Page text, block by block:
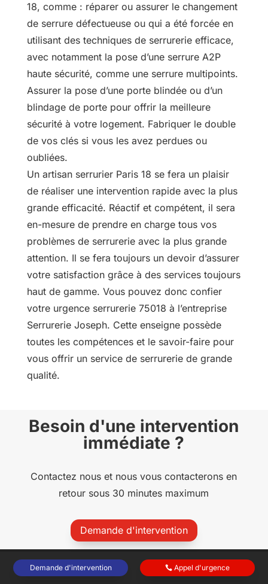
18, comme : réparer ou assurer le changement
de serrure défectueuse ou qui a été forcée en
utilisant des techniques de serrurerie efficace,
avec notamment la pose d’une serrure A2P
haute sécurité, comme une serrure multipoints.
Assurer la pose d’une porte blindée ou d’un
blindage de porte pour offrir la meilleure
sécurité à votre logement. Fabriquer le double
de vos clés si vous les avez perdues ou
oubliées.
Un artisan serrurier Paris 18 se fera un plaisir
de réaliser une intervention rapide avec la plus
grande efficacité. Réactif et compétent, il sera
en-mesure de prendre en charge tous vos
problèmes de serrurerie avec la plus grande
attention. Il se fera toujours un devoir d’assurer
votre satisfaction grâce à des services toujours
haut de gamme. Vous pouvez donc confier
votre urgence serrurerie 75018 à l’entreprise
Serrurerie Joseph. Cette enseigne possède
toutes les compétences et le savoir-faire pour
vous offrir un service de serrurerie de grande
qualité.
Besoin d'une intervention
immédiate ?
Contactez nous et nous vous contacterons en
retour sous 30 minutes maximum
Demande d'intervention
Demande d'intervention Appel d'urgence